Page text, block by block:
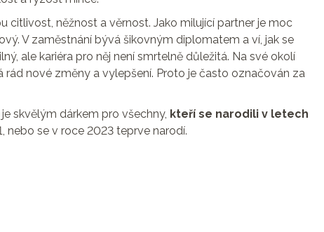
citlivost, něžnost a věrnost. Jako milující partner je moc
V zaměstnání bývá šikovným diplomatem a ví, jak se
ale kariéra pro něj není smrtelně důležitá. Na své okolí
rád nové změny a vylepšení. Proto je často označován za
skvělým dárkem pro všechny, kteří se narodili v letech
nebo se v roce 2023 teprve narodí.